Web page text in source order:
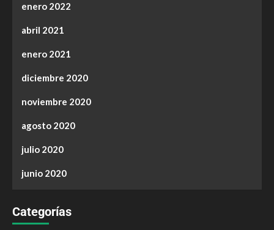
enero 2022
abril 2021
enero 2021
diciembre 2020
noviembre 2020
agosto 2020
julio 2020
junio 2020
Categorías